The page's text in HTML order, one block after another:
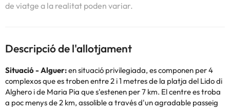
de viatge a la realitat poden variar.
Descripció de l'allotjament
Situació - Alguer:en situació privilegiada, es componen per 4
complexos que es troben entre 2 i 1 metres de la platja del Lido di
Alghero i de Maria Pia que s'estenen per 7 km. El centre es troba
a poc menys de 2 km, assolible a través d'un agradable passeig